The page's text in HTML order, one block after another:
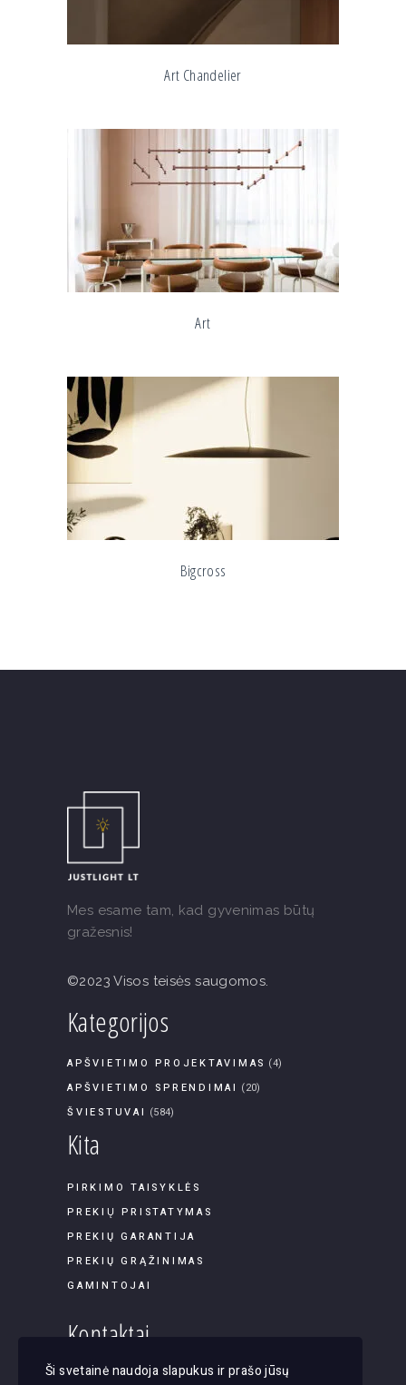
Art Chandelier
Art
Bigcross
Mes esame tam, kad gyvenimas būtų
gražesnis!
©2023 Visos teisės saugomos.
Kategorijos
APŠVIETIMO PROJEKTAVIMAS (4)
APŠVIETIMO SPRENDIMAI (20)
ŠVIESTUVAI (584)
Kita
PIRKIMO TAISYKLĖS
PREKIŲ PRISTATYMAS
PREKIŲ GARANTIJA
PREKIŲ GRĄŽINIMAS
GAMINTOJAI
Kontaktai
Panerių g. 45B-9, LT-03202, Vilnius
Ši svetainė naudoja slapukus ir prašo jūsų